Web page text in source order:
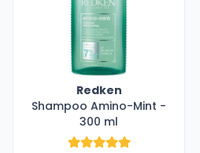
Redken
Shampoo Amino-Mint -
300 ml